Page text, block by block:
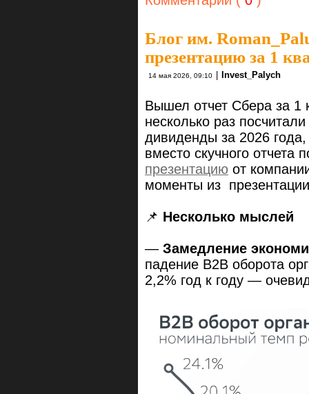
Блог им.
презентацию за 1
14 мая 2026, 09:10 | Invest_Palych
Вышел отчет Сбера за 1
несколько раз
дивиденды за 2026
вместо cкучного отчета
презентацию от
моменты из
📌 Несколько мыслей
— Замедление
падение B2B оборота
2,2% год к году —